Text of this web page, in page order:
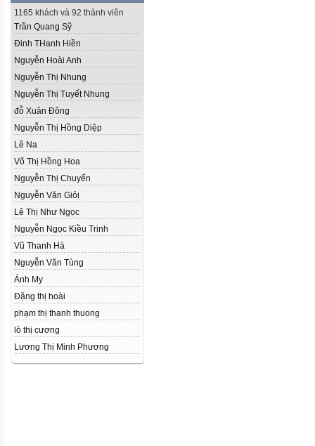
1165 khách và 92 thành viên
Trần Quang Sỹ
Đinh THanh Hiền
Nguyễn Hoài Anh
Nguyễn Thị Nhung
Nguyễn Thị Tuyết Nhung
đỗ Xuân Đông
Nguyễn Thị Hồng Diệp
Lê Na
Võ Thị Hồng Hoa
Nguyễn Thị Chuyến
Nguyễn Văn Giỏi
Lê Thị Như Ngọc
Nguyễn Ngọc Kiều Trinh
Vũ Thanh Hà
Nguyễn Văn Tùng
Ánh My
Đặng thị hoài
phạm thị thanh thuong
lò thị cương
Lương Thị Minh Phương